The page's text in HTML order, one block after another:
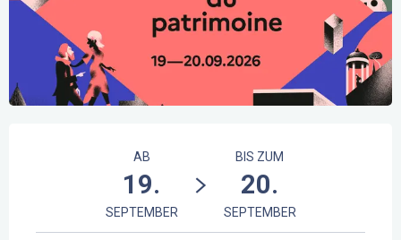
AB
19.
SEPTEMBER
BIS ZUM
20.
SEPTEMBER